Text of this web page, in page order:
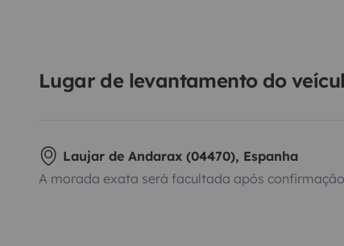
Lugar de levantamento do
Laujar de Andarax (04470), Espanha
A morada exata será facultada após